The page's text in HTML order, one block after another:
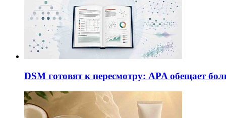
DSM готовят к пересмотру: APA обещает